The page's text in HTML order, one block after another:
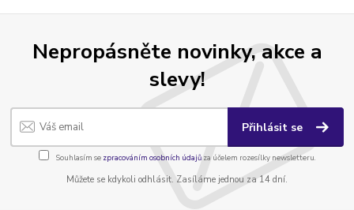
Nepropásněte novinky, akce a
slevy!
Přihlásit se
Souhlasím se zpracováním osobních údajůza účelem rozesílky newsletteru.
Můžete se kdykoli odhlásit. Zasíláme jednou za 14 dní.